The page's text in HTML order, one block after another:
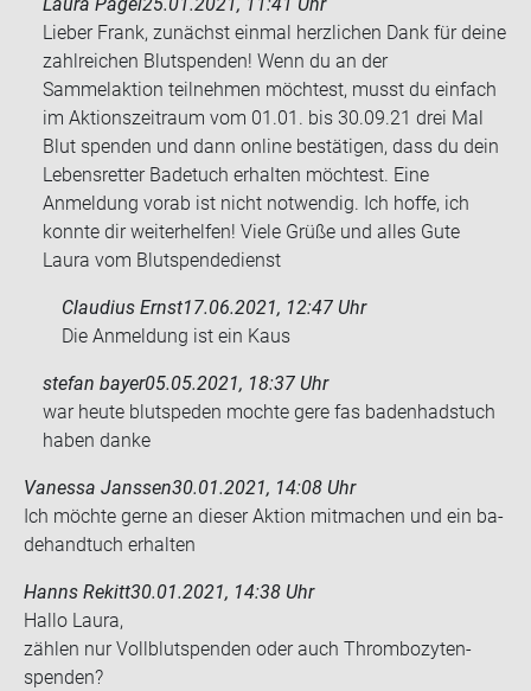
Lieber Frank, zunächst einmal herzlichen Dank für deine
zahlreichen Blutspenden! Wenn du an der
Sammelaktion teilnehmen möchtest, musst du einfach
im Aktionszeitraum vom 01.01. bis 30.09.21 drei Mal
Blut spenden und dann online bestätigen, dass du dein
Lebensretter Badetuch erhalten möchtest. Eine
Anmeldung vorab ist nicht notwendig. Ich hoffe, ich
konnte dir weiterhelfen! Viele Grüße und alles Gute
Laura vom Blutspendedienst
Claudius Ernst17.06.2021, 12:47 Uhr
Die An­mel­dung ist ein Kaus
stefan bayer05.05.2021, 18:37 Uhr
war heute blut­spe­den moch­te gere fas ba­den­had­s­tuch
haben danke
Vanessa Janssen30.01.2021, 14:08 Uhr
Ich möch­te gerne an die­ser Ak­ti­on mit­ma­chen und ein ba­
de­hand­tuch er­hal­ten
Hanns Rekitt30.01.2021, 14:38 Uhr
Hallo Laura,
zäh­len nur Voll­blut­spen­den oder auch Throm­bo­zy­ten­
spen­den?